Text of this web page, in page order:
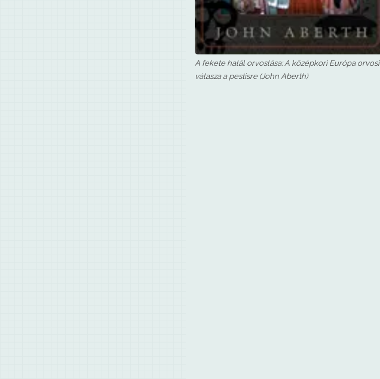
A fekete halál orvoslása: A középkori Európa orvosi
válasza a pestisre (John Aberth)